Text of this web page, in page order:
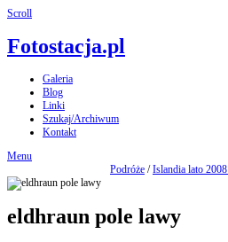
Scroll
Fotostacja.pl
Galeria
Blog
Linki
Szukaj/Archiwum
Kontakt
Menu
Podróże /Islandia lato 2008
eldhraun pole lawy